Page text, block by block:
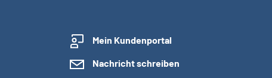
Mein Kundenportal
Nachricht schreiben